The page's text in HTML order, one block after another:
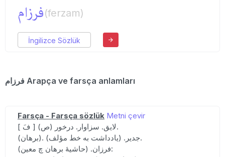
فرزام(ferzam)
İngilizce Sözlük
فرزام Arapça ve farsça anlamları
Farsça - Farsça sözlük Metni çevir
[ فَ ] (ص) لایق. سزاوار. درخور.
(برهان). جدیر. (یادداشت به خط مؤلف).
فرزان. (حاشیهٔ برهان چ معین):